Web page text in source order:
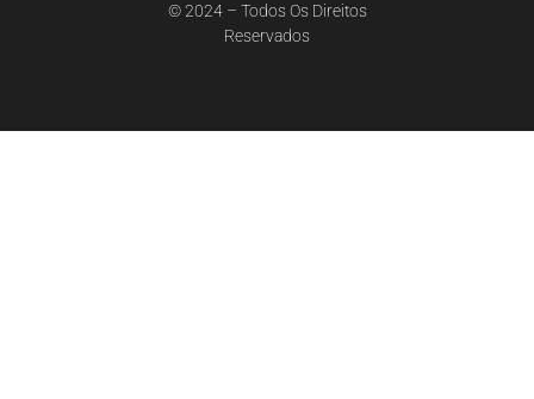
© 2024 – Todos Os Direitos
Reservados